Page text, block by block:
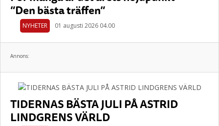
”Den bästa träffen”
NYHETER 01 augusti 2026 04.00
Annons:
TIDERNAS BÄSTA JULI PÅ ASTRID
LINDGRENS VÄRLD